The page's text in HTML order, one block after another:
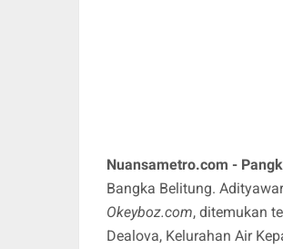
Nuansametro.com -
Bangka Belitung.
Okeyboz.com, ditemukan
Dealova, Kelurahan Air